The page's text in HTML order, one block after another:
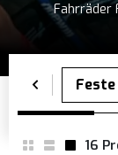
Fahrräder
Komponenten,
16